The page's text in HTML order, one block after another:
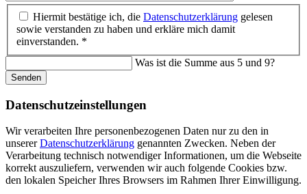
Hiermit bestätige ich, die Datenschutzerklärung gelesen
sowie verstanden zu haben und erkläre mich damit
einverstanden. *
Was ist die Summe aus 5 und 9?
Senden
Datenschutz­einstellungen
Wir verarbeiten Ihre personenbezogenen Daten nur zu den in
unsererDatenschutzerklärung genannten Zwecken. Neben der
Verarbeitung technisch notwendiger Informationen, um die Webseite
korrekt auszuliefern, verwenden wir auch folgende Cookies bzw.
den lokalen Speicher Ihres Browsers im Rahmen Ihrer Einwilligung.